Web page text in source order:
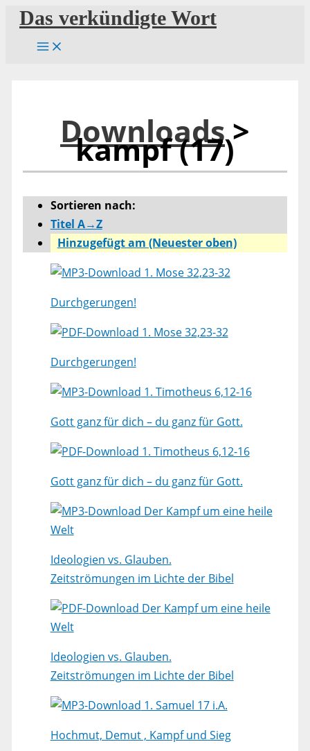
Zum
Inhalt
springen
Das verkündigte Wort
Downloads>
kampf (17)
Sortieren nach:
Titel A→Z
Hinzugefügt am (Neuester oben)
1. Mose 32,23-32
Durchgerungen!
1. Mose 32,23-32
Durchgerungen!
1. Timotheus 6,12-16
Gott ganz für dich – du ganz für Gott.
1. Timotheus 6,12-16
Gott ganz für dich – du ganz für Gott.
Der Kampf um eine heile
Welt
Ideologien vs. Glauben.
Zeitströmungen im Lichte der Bibel
Der Kampf um eine heile
Welt
Ideologien vs. Glauben.
Zeitströmungen im Lichte der Bibel
1. Samuel 17 i.A.
Hochmut, Demut , Kampf und Sieg